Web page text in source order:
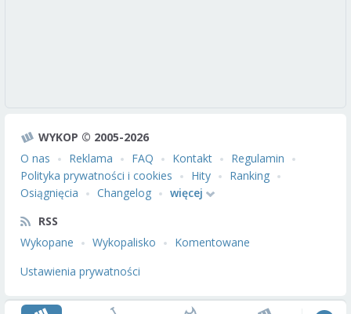
WYKOP © 2005-2026
O nas
Reklama FAQ Kontakt
Regulamin
Polityka prywatności i cookies
Hity
Ranking
Osiągnięcia
Changelog
więcej
RSS
Wykopane
Wykopalisko
Komentowane
Ustawienia prywatności